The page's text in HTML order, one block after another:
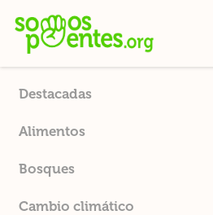
contenido
principal
Destacadas
Alimentos
Bosques
Cambio climático